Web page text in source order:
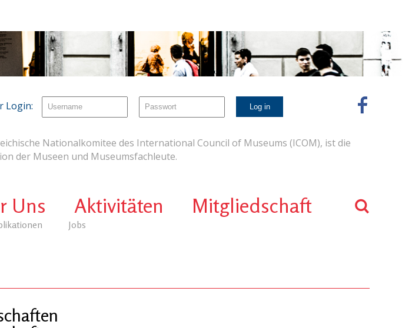
Nationalkomitee des International Council of Museums (ICOM), ist die
der Museen und Museumsfachleute.
Jobs
Uns Aktivitäten Mitgliedschaft
Login: